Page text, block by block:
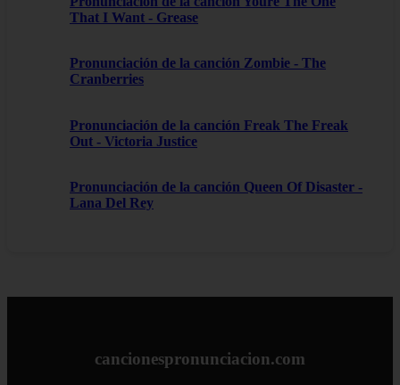
That I Want - Grease
Pronunciación de la canción Zombie - The
Cranberries
Pronunciación de la canción Freak The Freak
Out - Victoria Justice
Pronunciación de la canción Queen Of Disaster -
Lana Del Rey
cancionespronunciacion.com